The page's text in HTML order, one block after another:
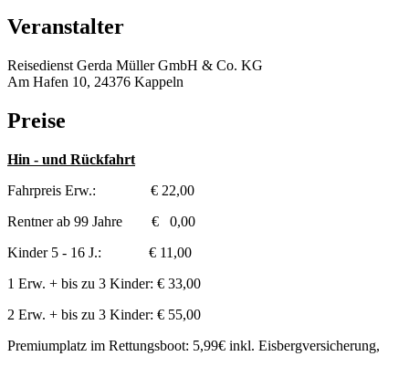
Veranstalter
Reisedienst Gerda Müller GmbH & Co. KG
Am Hafen 10, 24376 Kappeln
Preise
Hin - und Rückfahrt
Fahrpreis Erw.: € 22,00
Rentner ab 99 Jahre € 0,00
Kinder 5 - 16 J.: € 11,00
1 Erw. + bis zu 3 Kinder: € 33,00
2 Erw. + bis zu 3 Kinder: € 55,00
Premiumplatz im Rettungsboot: 5,99€ inkl. Eisbergversicherung,